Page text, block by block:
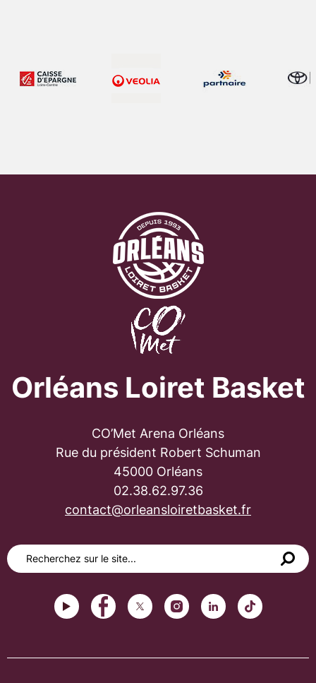
Orléans Loiret Basket
CO’Met Arena Orléans
Rue du président Robert Schuman
45000 Orléans
02.38.62.97.36
contact@orleansloiretbasket.fr